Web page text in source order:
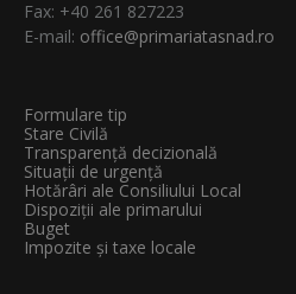
Fax: +40 261 827223
E-mail: office@primariatasnad.ro
Formulare tip
Stare Civilă
Transparenţă decizională
Situații de urgență
Hotărâri ale Consiliului Local
Dispoziții ale primarului
Buget
Impozite și taxe locale